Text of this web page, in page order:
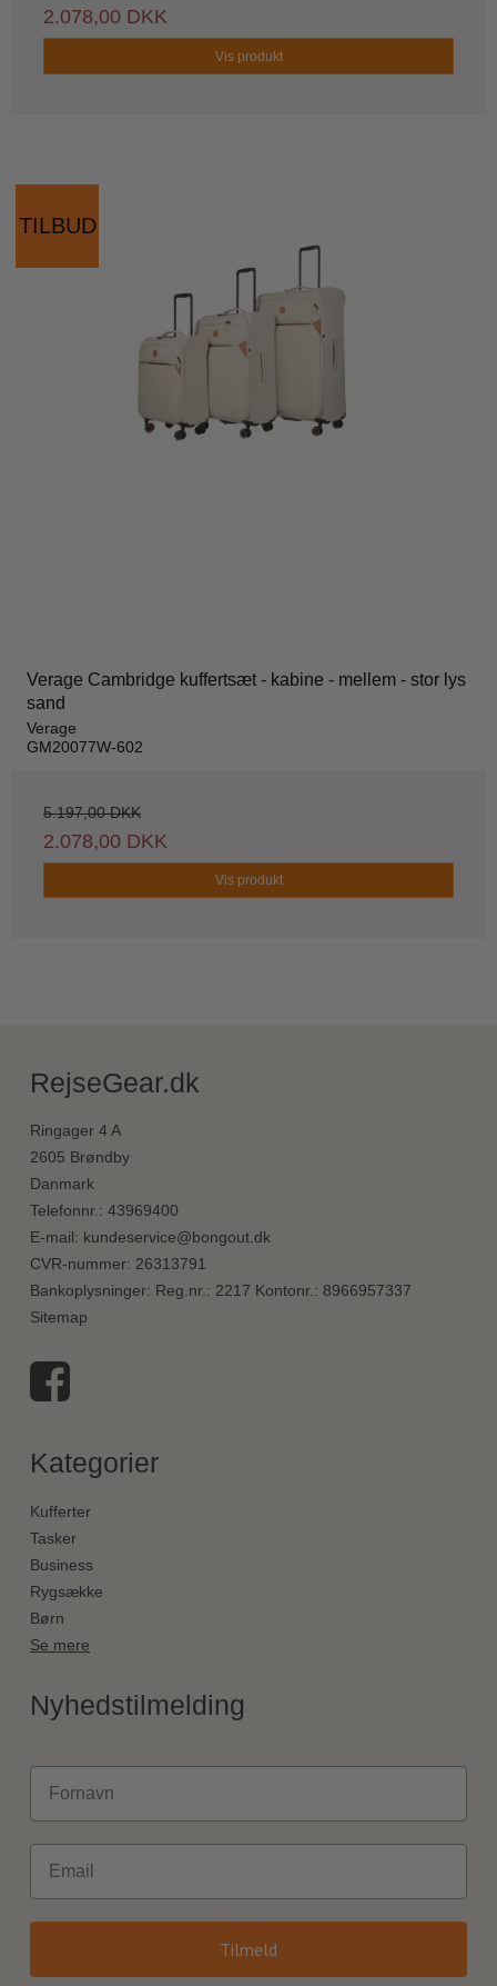
2.078,00 DKK
Vis produkt
TILBUD
Verage Cambridge kuffertsæt - kabine - mellem - stor lys
sand
Verage
GM20077W-602
5.197,00 DKK
2.078,00 DKK
Vis produkt
RejseGear.dk
Ringager 4 A
2605 Brøndby
Danmark
Telefonnr.: 43969400
E-mail: kundeservice@bongout.dk
CVR-nummer: 26313791
Bankoplysninger: Reg.nr.: 2217 Kontonr.: 8966957337
Sitemap
Kategorier
Kufferter
Tasker
Business
Rygsække
Børn
Se mere
Nyhedstilmelding
Fornavn
Email
Tilmeld